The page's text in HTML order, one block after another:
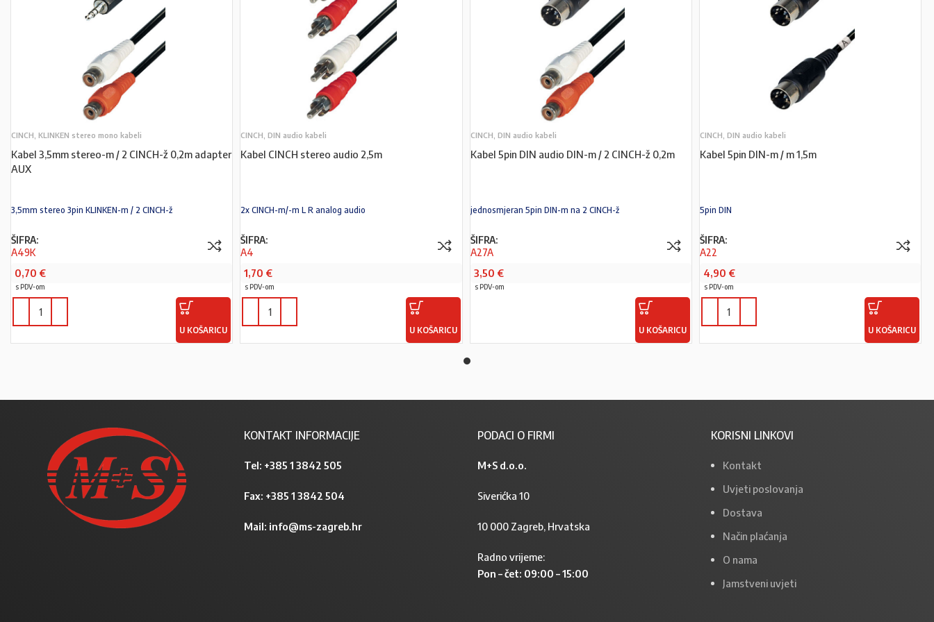
CINCH, KLINKEN stereo mono kabeli
Kabel 3,5mm stereo-m / 2 CINCH-ž 0,2m adapter
AUX
3,5mm stereo 3pin KLINKEN-m / 2 CINCH-ž
ŠIFRA:
A49K
0,70 €
s PDV-om
U KOŠARICU
CINCH, DIN audio kabeli
Kabel CINCH stereo audio 2,5m
2x CINCH-m/-m L R analog audio
ŠIFRA:
A4
1,70 €
s PDV-om
U KOŠARICU
CINCH, DIN audio kabeli
Kabel 5pin DIN audio DIN-m / 2 CINCH-ž 0,2m
jednosmjeran 5pin DIN-m na 2 CINCH-ž
ŠIFRA:
A27A
3,50 €
s PDV-om
U KOŠARICU
CINCH, DIN audio kabeli
Kabel 5pin DIN-m / m 1,5m
5pin DIN
ŠIFRA:
A22
4,90 €
s PDV-om
U KOŠARICU
KONTAKT INFORMACIJE
Tel: +385 1 3842 505
Fax: +385 1 3842 504
Mail: info@ms-zagreb.hr
PODACI O FIRMI
M+S d.o.o.
Siverićka 10
10 000 Zagreb, Hrvatska
Radno vrijeme:
Pon – čet: 09:00 – 15:00
KORISNI LINKOVI
Kontakt
Uvjeti poslovanja
Dostava
Način plaćanja
O nama
Jamstveni uvjeti